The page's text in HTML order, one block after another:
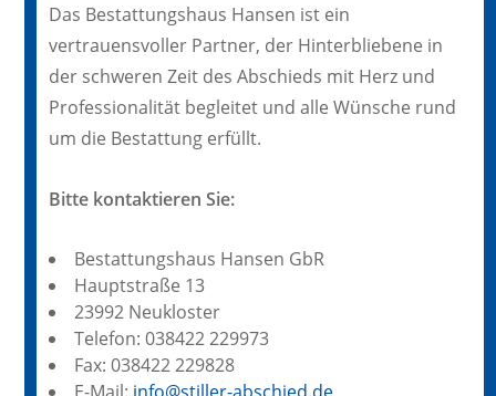
Das Bestattungshaus Hansen ist ein
vertrauensvoller Partner, der Hinterbliebene in
der schweren Zeit des Abschieds mit Herz und
Professionalität begleitet und alle Wünsche rund
um die Bestattung erfüllt.
Bitte kontaktieren Sie:
Bestattungshaus Hansen GbR
Hauptstraße 13
23992 Neukloster
Telefon: 038422 229973
Fax: 038422 229828